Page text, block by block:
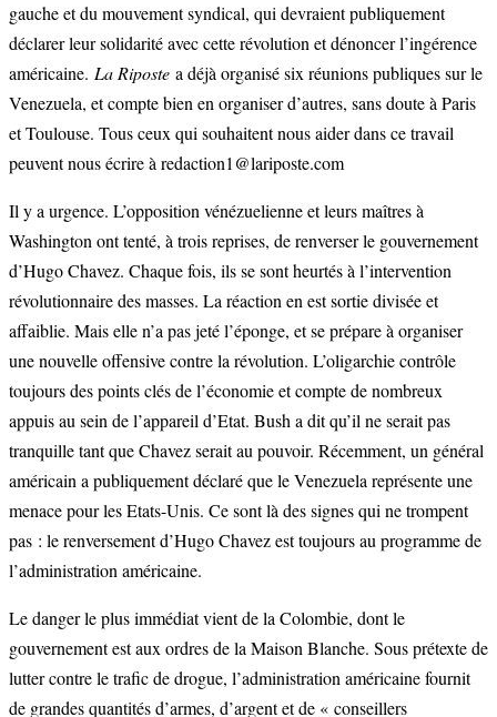
gauche et du mouvement syndical, qui devraient publiquement
déclarer leur solidarité avec cette révolution et dénoncer l’ingérence
américaine. La Riposte a déjà organisé six réunions publiques sur le
Venezuela, et compte bien en organiser d’autres, sans doute à Paris
et Toulouse. Tous ceux qui souhaitent nous aider dans ce travail
peuvent nous écrire à redaction1@lariposte.com
Il y a urgence. L’opposition vénézuelienne et leurs maîtres à
Washington ont tenté, à trois reprises, de renverser le gouvernement
d’Hugo Chavez. Chaque fois, ils se sont heurtés à l’intervention
révolutionnaire des masses. La réaction en est sortie divisée et
affaiblie. Mais elle n’a pas jeté l’éponge, et se prépare à organiser
une nouvelle offensive contre la révolution. L’oligarchie contrôle
toujours des points clés de l’économie et compte de nombreux
appuis au sein de l’appareil d’Etat. Bush a dit qu’il ne serait pas
tranquille tant que Chavez serait au pouvoir. Récemment, un général
américain a publiquement déclaré que le Venezuela représente une
menace pour les Etats-Unis. Ce sont là des signes qui ne trompent
pas : le renversement d’Hugo Chavez est toujours au programme de
l’administration américaine.
Le danger le plus immédiat vient de la Colombie, dont le
gouvernement est aux ordres de la Maison Blanche. Sous prétexte de
lutter contre le trafic de drogue, l’administration américaine fournit
de grandes quantités d’armes, d’argent et de « conseillers